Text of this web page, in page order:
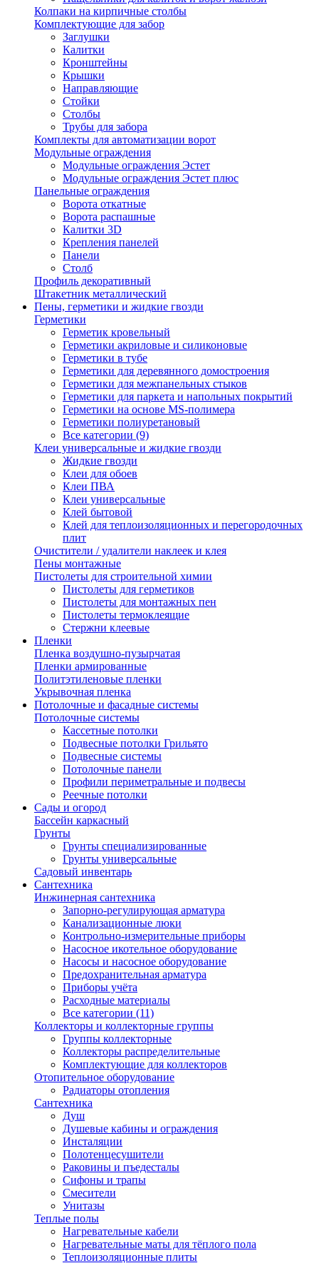
Колпаки на кирпичные столбы
Комплектующие для забор
Заглушки
Калитки
Кронштейны
Крышки
Направляющие
Стойки
Столбы
Трубы для забора
Комплекты для автоматизации ворот
Модульные ограждения
Модульные ограждения Эстет
Модульные ограждения Эстет плюс
Панельные ограждения
Ворота откатные
Ворота распашные
Калитки 3D
Крепления панелей
Панели
Столб
Профиль декоративный
Штакетник металлический
Пены, герметики и жидкие гвозди
Герметики
Герметик кровельный
Герметики акриловые и силиконовые
Герметики в тубе
Герметики для деревянного домостроения
Герметики для межпанельных стыков
Герметики для паркета и напольных покрытий
Герметики на основе MS-полимера
Герметики полиуретановый
Все категории (9)
Клеи универсальные и жидкие гвозди
Жидкие гвозди
Клеи для обоев
Клеи ПВА
Клеи универсальные
Клей бытовой
Клей для теплоизоляционных и перегородочных
плит
Очистители / удалители наклеек и клея
Пены монтажные
Пистолеты для строительной химии
Пистолеты для герметиков
Пистолеты для монтажных пен
Пистолеты термоклеящие
Стержни клеевые
Пленки
Пленка воздушно-пузырчатая
Пленки армированные
Политэтиленовые пленки
Укрывочная пленка
Потолочные и фасадные системы
Потолочные системы
Кассетные потолки
Подвесные потолки Грильято
Подвесные системы
Потолочные панели
Профили периметральные и подвесы
Реечные потолки
Сады и огород
Бассейн каркасный
Грунты
Грунты специализированные
Грунты универсальные
Садовый инвентарь
Сантехника
Инжинерная сантехника
Запорно-регулирующая арматура
Канализационные люки
Контрольно-измерительные приборы
Насосное икотельное оборудование
Насосы и насосное оборудование
Предохранительная арматура
Приборы учёта
Расходные материалы
Все категории (11)
Коллекторы и коллекторные группы
Группы коллекторные
Коллекторы распределительные
Комплектующие для коллекторов
Отопительное оборудование
Радиаторы отопления
Сантехника
Душ
Душевые кабины и ограждения
Инсталяции
Полотенцесушители
Раковины и пъедесталы
Сифоны и трапы
Смесители
Унитазы
Теплые полы
Нагревательные кабели
Нагревательные маты для тёплого пола
Теплоизоляционные плиты